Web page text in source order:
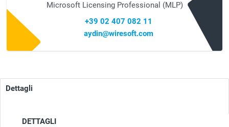
Microsoft Licensing Professional (MLP)
+39 02 407 082 11
aydin@wiresoft.com
Dettagli
DETTAGLI